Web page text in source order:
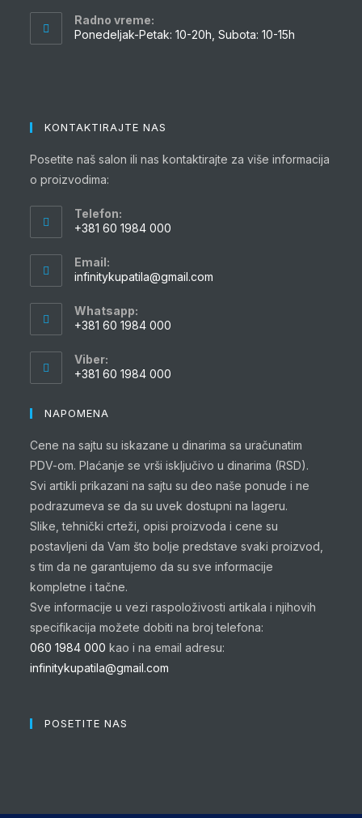
Radno vreme:
Ponedeljak-Petak: 10-20h, Subota: 10-15h
KONTAKTIRAJTE NAS
Posetite naš salon ili nas kontaktirajte za više informacija
o proizvodima:
Telefon:
+381 60 1984 000
in
your
application
Email:
infinitykupatila@gmail.com
Whatsapp:
+381 60 1984 000
in
your
Viber:
+381 60 1984 000
in
application
NAPOMENA
Cene na sajtu su iskazane u dinarima sa uračunatim
PDV-om. Plaćanje se vrši isključivo u dinarima (RSD).
Svi artikli prikazani na sajtu su deo naše ponude i ne
podrazumeva se da su uvek dostupni na lageru.
Slike, tehnički crteži, opisi proizvoda i cene su
postavljeni da Vam što bolje predstave svaki proizvod,
s tim da ne garantujemo da su sve informacije
kompletne i tačne.
Sve informacije u vezi raspoloživosti artikala i njihovih
specifikacija možete dobiti na broj telefona:
060 1984 000 kao i na email adresu:
infinitykupatila@gmail.com
POSETITE NAS